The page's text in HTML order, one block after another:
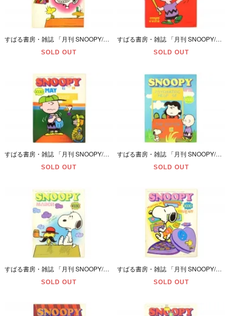
すばる書房・雑誌 「月刊 SNOOPY/スヌーピー・JULY/7月号・通巻第88号」 昭和52年(1977年)・一部ページ切り抜き＆ダメージ有
SOLD OUT
すばる書房・雑誌 「月刊 SNOOPY/スヌーピー・JUNE/6月号・通巻第87号」 昭和52年(1977年)・ダメージ有
SOLD OUT
すばる書房・雑誌 「月刊 SNOOPY/スヌーピー・MAY/5月号・通巻第85号」 昭和52年(1977年)・一部ページ切り抜き＆ダメージ有
SOLD OUT
すばる書房・雑誌 「月刊 SNOOPY/スヌーピー・APRIL/4月号・通巻第83号」 昭和52年(1977年)・ダメージ有
SOLD OUT
すばる書房・雑誌 「月刊 SNOOPY/スヌーピー・MARCH/3月号・通巻第82号」 昭和52年(1977年)・ダメージ有
SOLD OUT
すばる書房・雑誌 「月刊 SNOOPY/スヌーピー・FEBRUARY/2月号・通巻第81号」 昭和52年(1977年)・ダメージ有
SOLD OUT